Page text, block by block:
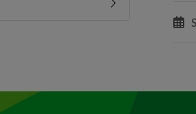
Undermeny för Våld